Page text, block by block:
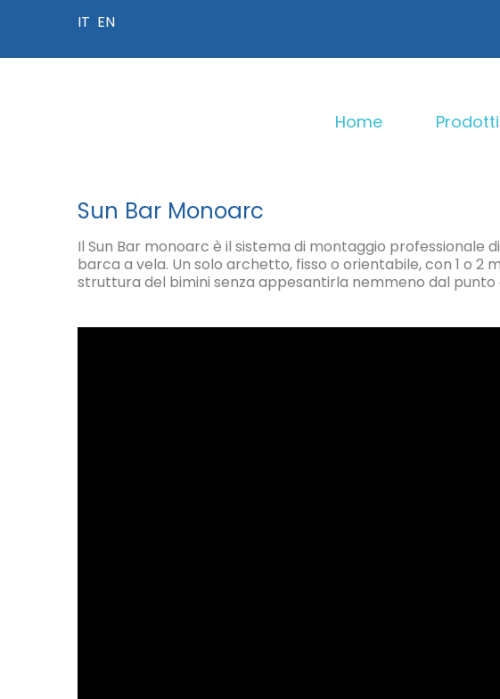
IT EN
Home Prodotti
I NOSTRI PRODOTTI
Sun Bar Wing
Sun
Sun Bar Monoarc
Il Sun Bar monoarc è il sistema di montaggio professionale
barca a vela. Un solo archetto, fisso o orientabile, con 1 o 2
struttura del bimini senza appesantirla nemmeno dal punto